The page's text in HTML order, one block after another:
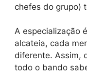
chefes do grupo)
A especialização
alcateia, cada
diferente. Assim,
todo o bando